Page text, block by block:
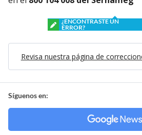
¿ENCONTRASTE UN
ERROR?
Revisa nuestra página de
Síguenos en: